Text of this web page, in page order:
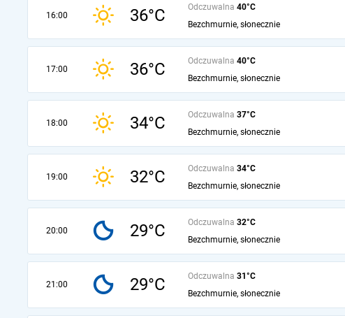
16:00 36°C Odczuwalna 40°C
Bezchmurnie, słonecznie
17:00 36°C Odczuwalna 40°C
Bezchmurnie, słonecznie
18:00 34°C Odczuwalna 37°C
Bezchmurnie, słonecznie
19:00 32°C Odczuwalna 34°C
Bezchmurnie, słonecznie
20:00 29°C Odczuwalna 32°C
Bezchmurnie, słonecznie
21:00 29°C Odczuwalna 31°C
Bezchmurnie, słonecznie